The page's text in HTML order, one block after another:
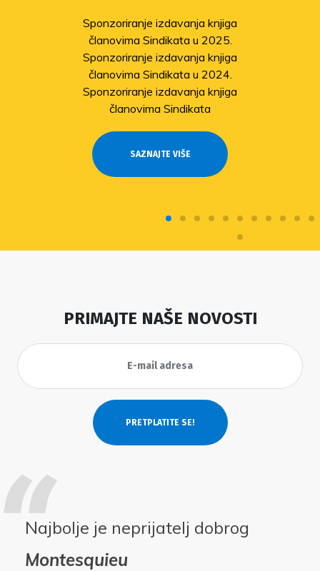
Sponzoriranje izdavanja knjiga
članovima Sindikata u 2025.
Sponzoriranje izdavanja knjiga
članovima Sindikata u 2024.
Sponzoriranje izdavanja knjiga
članovima Sindikata
SAZNAJTE VIŠE
PRIMAJTE NAŠE NOVOSTI
Najbolje je neprijatelj dobrog
Montesquieu